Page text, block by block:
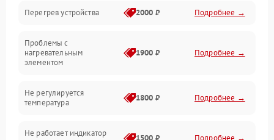
Герметичность
Механика
Перегрев устройства 2000 ₽ Подробнее →
Проблемы с
нагревательным
элементом
1900 ₽ Подробнее →
Не регулируется
температура
1800 ₽ Подробнее →
Не работает индикатор
1500 ₽ Подробнее →